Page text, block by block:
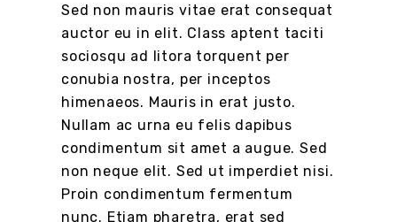
Sed non mauris vitae erat consequat
auctor eu in elit. Class aptent taciti
sociosqu ad litora torquent per
conubia nostra, per inceptos
himenaeos. Mauris in erat justo.
Nullam ac urna eu felis dapibus
condimentum sit amet a augue. Sed
non neque elit. Sed ut imperdiet nisi.
Proin condimentum fermentum
nunc. Etiam pharetra, erat sed